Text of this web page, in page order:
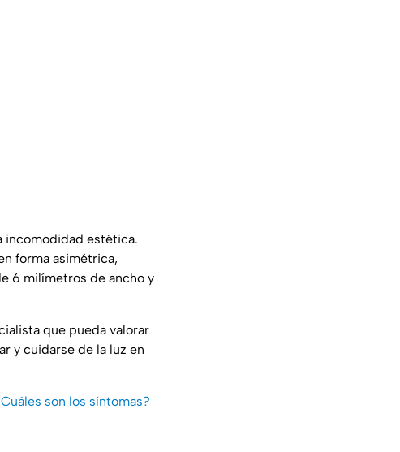
incomodidad estética.
forma asimétrica,
6 milímetros de ancho y
que pueda valorar
y cuidarse de la luz en
son los síntomas?